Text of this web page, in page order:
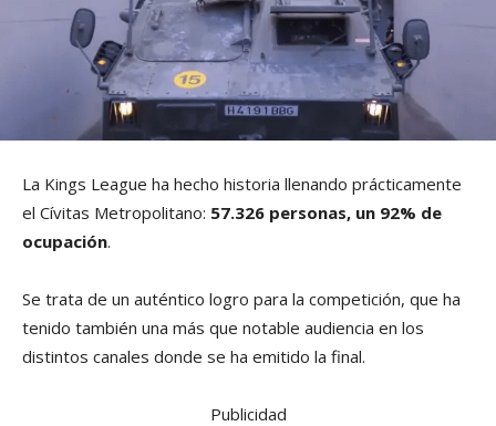
La Kings League ha hecho historia llenando prácticamente
el Cívitas Metropolitano: 57.326 personas, un 92% de
ocupación.
Se trata de un auténtico logro para la competición, que ha
tenido también una más que notable audiencia en los
distintos canales donde se ha emitido la final.
Publicidad